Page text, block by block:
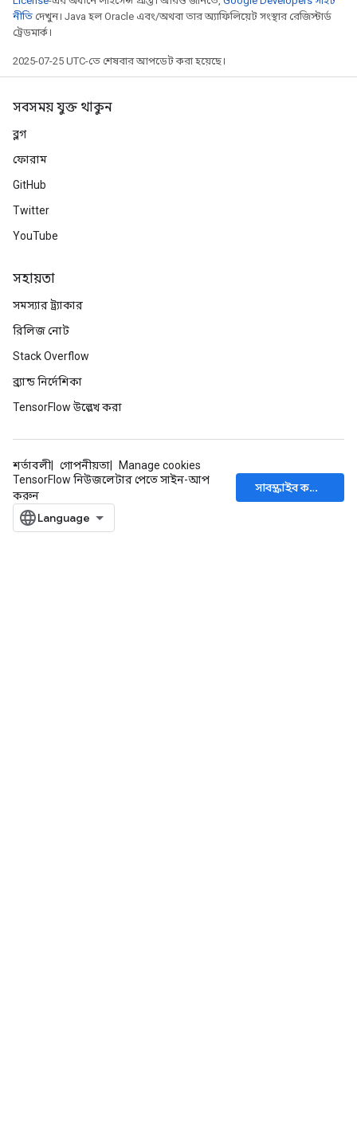
নীতি দেখুন। Java হল Oracle এবং/অথবা তার অ্যাফিলিয়েট সংস্থার রেজিস্টার্ড
ট্রেডমার্ক।
2025-07-25 UTC-তে শেষবার আপডেট করা হয়েছে।
সবসময় যুক্ত থাকুন
ব্লগ
ফোরাম
GitHub
Twitter
YouTube
সহায়তা
সমস্যার ট্র্যাকার
রিলিজ নোট
Stack Overflow
ব্র্যান্ড নির্দেশিকা
TensorFlow উল্লেখ করা
শর্তাবলী গোপনীয়তা
Manage cookies
TensorFlow নিউজলেটার পেতে সাইন-আপ
করুন
সাবস্ক্রাইব করুন